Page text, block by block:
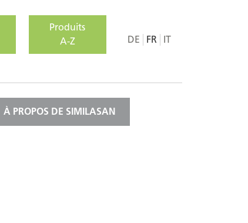
Produits
A-Z
DE FR IT
À PROPOS DE SIMILASAN